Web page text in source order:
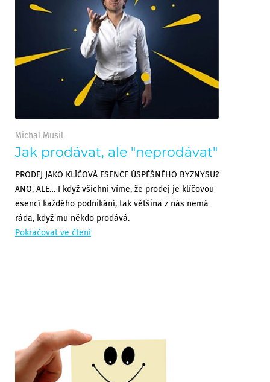
Michal Musil
Jak prodávat, ale "neprodávat"
PRODEJ JAKO KLÍČOVÁ ESENCE ÚSPĚŠNÉHO BYZNYSU?
ANO, ALE… I když všichni víme, že prodej je klíčovou
esencí každého podnikání, tak většina z nás nemá
ráda, když mu někdo prodává.
Pokračovat ve čtení